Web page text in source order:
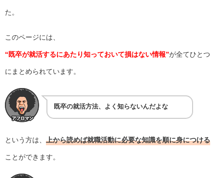
た。
このページには、
“既卒が就活するにあたり知っておいて損はない情報”が全てひとつ
にまとめられています。
既卒の就活方法、よく知らないんだよな
という方は、 上から読めば就職活動に必要な知識を順に身につける
ことができます。